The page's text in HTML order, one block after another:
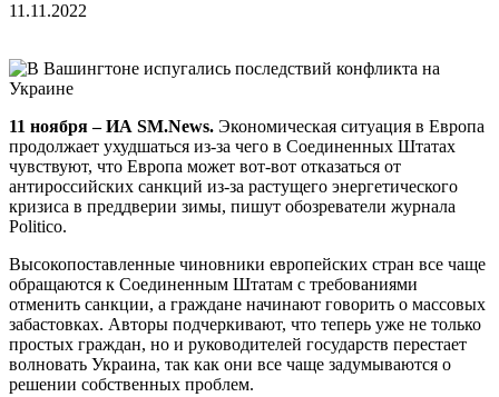
11.11.2022
11 ноября – ИА SM.News. Экономическая ситуация в Европа
продолжает ухудшаться из-за чего в Соединенных Штатах
чувствуют, что Европа может вот-вот отказаться от
антироссийских санкций из-за растущего энергетического
кризиса в преддверии зимы, пишут обозреватели журнала
Politico.
Высокопоставленные чиновники европейских стран все чаще
обращаются к Соединенным Штатам с требованиями
отменить санкции, а граждане начинают говорить о массовых
забастовках. Авторы подчеркивают, что теперь уже не только
простых граждан, но и руководителей государств перестает
волновать Украина, так как они все чаще задумываются о
решении собственных проблем.